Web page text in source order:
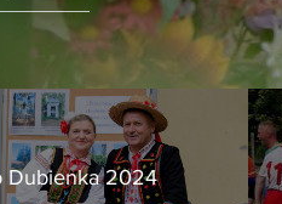
Dubienka 2024